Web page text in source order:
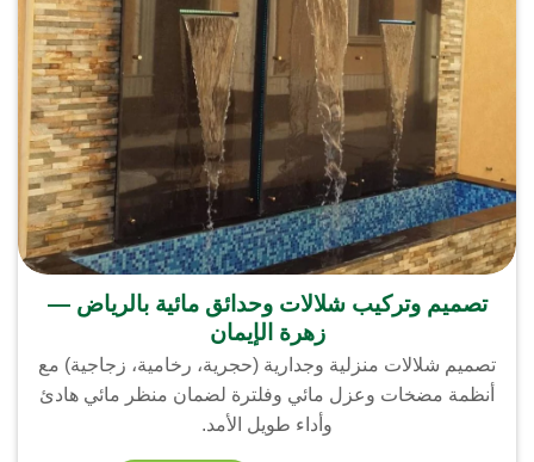
تصميم وتركيب شلالات وحدائق مائية بالرياض —
زهرة الإيمان
تصميم شلالات منزلية وجدارية (حجرية، رخامية، زجاجية) مع
أنظمة مضخات وعزل مائي وفلترة لضمان منظر مائي هادئ
وأداء طويل الأمد.